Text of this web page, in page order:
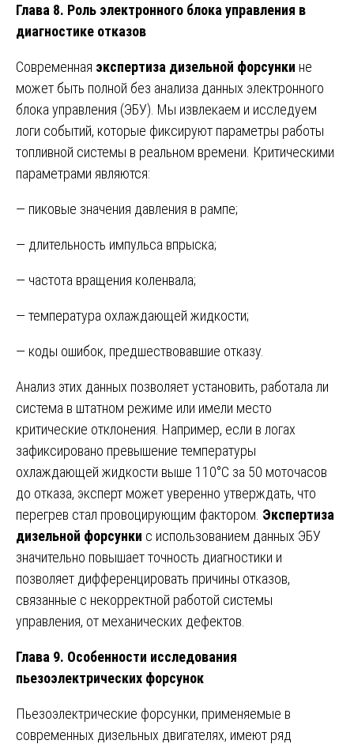
Глава 8. Роль электронного блока управления в
диагностике отказов
Современная экспертиза дизельной форсунки не
может быть полной без анализа данных электронного
блока управления (ЭБУ). Мы извлекаем и исследуем
логи событий, которые фиксируют параметры работы
топливной системы в реальном времени. Критическими
параметрами являются:
— пиковые значения давления в рампе;
— длительность импульса впрыска;
— частота вращения коленвала;
— температура охлаждающей жидкости;
— коды ошибок, предшествовавшие отказу.
Анализ этих данных позволяет установить, работала ли
система в штатном режиме или имели место
критические отклонения. Например, если в логах
зафиксировано превышение температуры
охлаждающей жидкости выше 110°C за 50 моточасов
до отказа, эксперт может уверенно утверждать, что
перегрев стал провоцирующим фактором. Экспертиза
дизельной форсунки с использованием данных ЭБУ
значительно повышает точность диагностики и
позволяет дифференцировать причины отказов,
связанные с некорректной работой системы
управления, от механических дефектов.
Глава 9. Особенности исследования
пьезоэлектрических форсунок
Пьезоэлектрические форсунки, применяемые в
современных дизельных двигателях, имеют ряд